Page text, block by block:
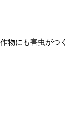
物にも害虫がつく